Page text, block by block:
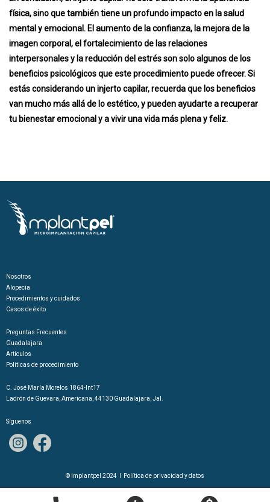
física, sino que también tiene un profundo impacto en la salud
mental y emocional. El aumento de la confianza, la mejora de la
imagen corporal, el fortalecimiento de las relaciones
interpersonales y la reducción del estrés son solo algunos de los
beneficios psicológicos que este procedimiento puede ofrecer. Si
estás considerando un injerto capilar, recuerda que los beneficios
van mucho más allá de lo estético, y pueden ayudarte a recuperar
tu bienestar emocional y a vivir una vida más plena y feliz.
Nosotros
Alopecia
Procedimientos y cuidados
Casos de éxito
Preguntas Frecuentes
Guadalajara
Artículos
Políticas de procedimiento
C. José María Morelos 1864-Int17
Ladrón de Guevara, Americana, 44130 Guadalajara, Jal.
Síguenos
© Implantpel 2024 I Política de privacidad y datos